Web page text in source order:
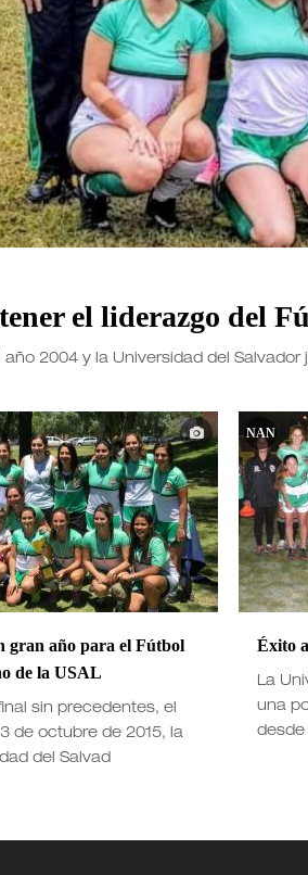
el liderazgo del
año 2004 y la Universidad del
gran año para el Fútbol
de la USAL
sin precedentes, el
de octubre de 2015, la
del Salvad
NAN
Éxito
La
una
desde